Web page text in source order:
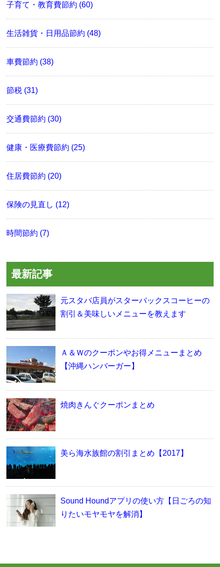
子育て・教育費節約 (60)
生活雑貨・日用品節約 (48)
車費節約 (38)
節税 (31)
交通費節約 (30)
健康・医療費節約 (25)
住居費節約 (20)
保険の見直し (12)
時間節約 (7)
最新記事
元スタバ店員がスターバックスコーヒーの
割引＆美味しいメニューを教えます
Ａ＆Ｗのクーポンやお得メニューまとめ
【沖縄ハンバーガー】
焼肉きんぐクーポンまとめ
美ら海水族館の割引まとめ【2017】
Sound Houndアプリの使い方【日ごろの知
りたいモヤモヤを解消】